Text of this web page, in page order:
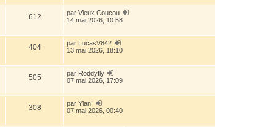
612 par Vieux Coucou
14 mai 2026, 10:58
404 par LucasV842
13 mai 2026, 18:10
505 par Roddyfly
07 mai 2026, 17:09
308 par Yian!
07 mai 2026, 00:40